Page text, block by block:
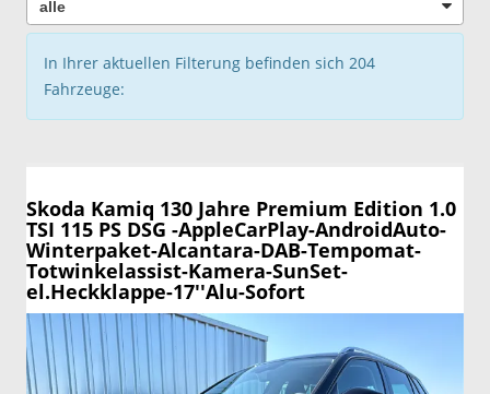
In Ihrer aktuellen Filterung befinden sich 204
Fahrzeuge:
Skoda Kamiq 130 Jahre Premium Edition 1.0
TSI 115 PS DSG -AppleCarPlay-AndroidAuto-
Winterpaket-Alcantara-DAB-Tempomat-
Totwinkelassist-Kamera-SunSet-
el.Heckklappe-17''Alu-Sofort